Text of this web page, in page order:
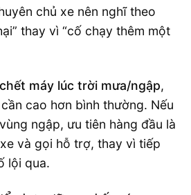
chủ xe nên nghĩ theo
thay vì “cố chạy thêm một
máy lúc trời mưa/ngập,
cao hơn bình thường. Nếu
ngập, ưu tiên hàng đầu là
và gọi hỗ trợ, thay vì tiếp
lội qua.